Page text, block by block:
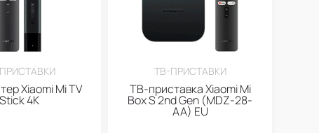
Xiaomi Mi TV
Stick 4K
ТВ-ПРИСТАВКИ
ТВ-приставка Xiaomi Mi
Box S 2nd Gen (MDZ-28-
AA) EU